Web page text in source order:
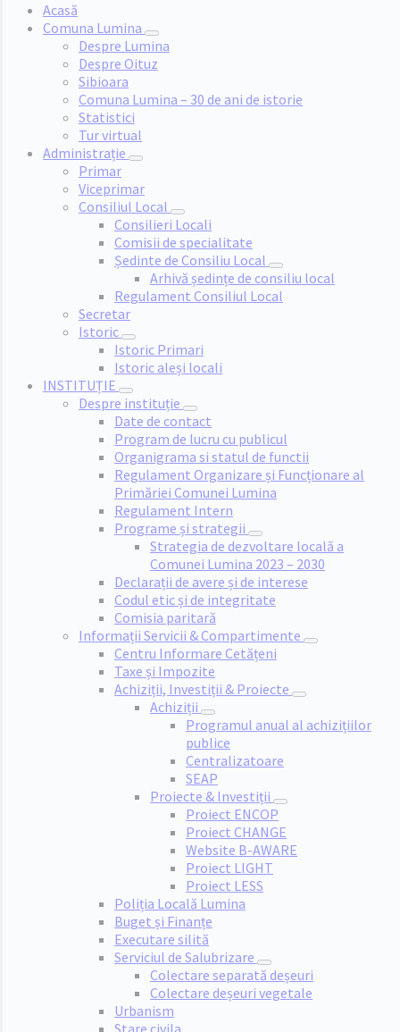
Acasă
Comuna Lumina
Despre Lumina
Despre Oituz
Sibioara
Comuna Lumina – 30 de ani de istorie
Statistici
Tur virtual
Administrație
Primar
Viceprimar
Consiliul Local
Consilieri Locali
Comisii de specialitate
Ședinte de Consiliu Local
Arhivă ședințe de consiliu local
Regulament Consiliul Local
Secretar
Istoric
Istoric Primari
Istoric aleși locali
INSTITUȚIE
Despre instituție
Date de contact
Program de lucru cu publicul
Organigrama si statul de functii
Regulament Organizare și Funcționare al
Primăriei Comunei Lumina
Regulament Intern
Programe și strategii
Strategia de dezvoltare locală a
Comunei Lumina 2023 – 2030
Declarații de avere și de interese
Codul etic și de integritate
Comisia paritară
Informații Servicii & Compartimente
Centru Informare Cetățeni
Taxe și Impozite
Achiziții, Investiții & Proiecte
Achiziții
Programul anual al achizițiilor
publice
Centralizatoare
SEAP
Proiecte & Investiții
Proiect ENCOP
Proiect CHANGE
Website B-AWARE
Proiect LIGHT
Proiect LESS
Poliția Locală Lumina
Buget și Finanțe
Executare silită
Serviciul de Salubrizare
Colectare separată deșeuri
Colectare deșeuri vegetale
Urbanism
Stare civila